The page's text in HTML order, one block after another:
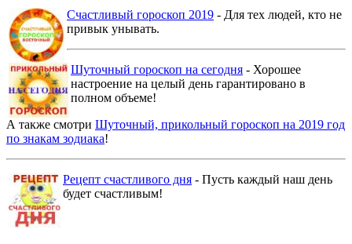
Счастливый гороскоп 2019 - Для тех людей, кто не
привык унывать.
Шуточный гороскоп на сегодня - Хорошее
настроение на целый день гарантировано в
полном объеме!
А также смотри Шуточный, прикольный гороскоп на 2019 год
по знакам зодиака!
Рецепт счастливого дня - Пусть каждый наш день
будет счастливым!